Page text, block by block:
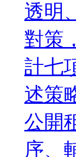
透明
對策
計七
述策
公開
序、